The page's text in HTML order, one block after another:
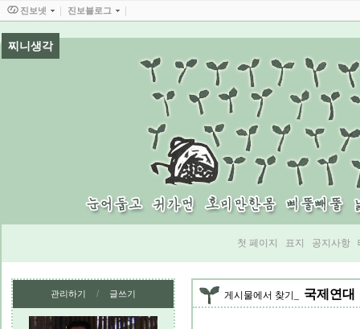
찌니생각
첫 페이지 표지 공지사항
관리하기 / 글쓰기 게시물에서 찾기 국제연대
진보넷 진보블로그